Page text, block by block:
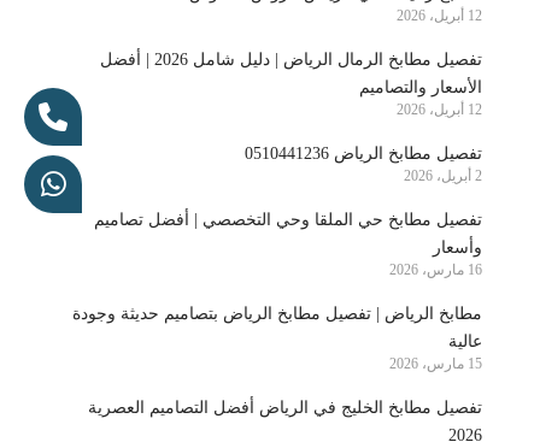
12 أبريل، 2026
تفصيل مطابخ الرمال الرياض | دليل شامل 2026 | أفضل
الأسعار والتصاميم
12 أبريل، 2026
تفصيل مطابخ الرياض 0510441236
2 أبريل، 2026
تفصيل مطابخ حي الملقا وحي التخصصي | أفضل تصاميم
وأسعار
16 مارس، 2026
مطابخ الرياض | تفصيل مطابخ الرياض بتصاميم حديثة وجودة
عالية
15 مارس، 2026
تفصيل مطابخ الخليج في الرياض أفضل التصاميم العصرية
2026